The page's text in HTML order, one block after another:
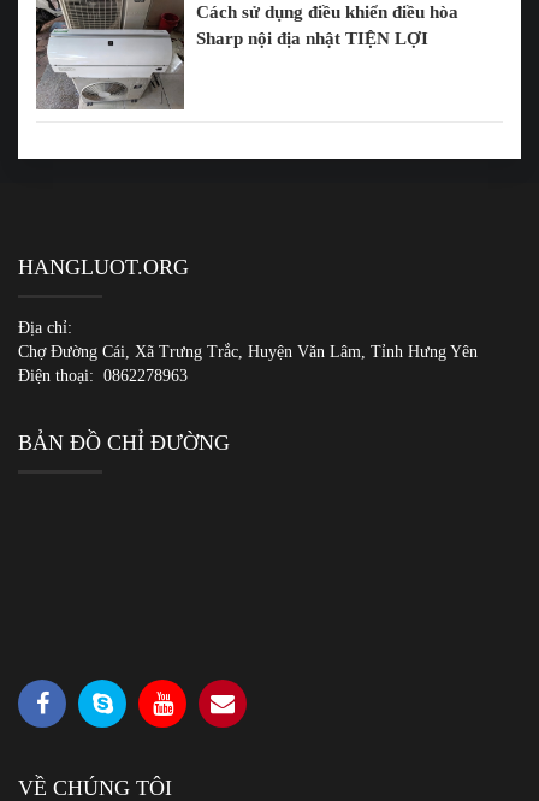
Cách sử dụng điều khiển điều hòa
Sharp nội địa nhật TIỆN LỢI
HANGLUOT.ORG
Địa chỉ:
Chợ Đường Cái, Xã Trưng Trắc, Huyện Văn Lâm, Tỉnh Hưng Yên
Điện thoại: 0862278963
BẢN ĐỒ CHỈ ĐƯỜNG
VỀ CHÚNG TÔI